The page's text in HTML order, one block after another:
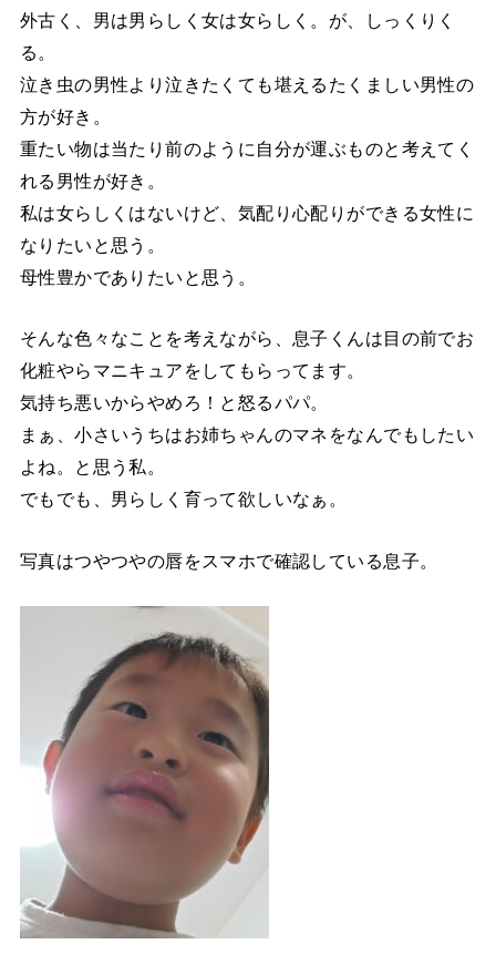
外古く、男は男らしく女は女らしく。が、しっくりく
る。
泣き虫の男性より泣きたくても堪えるたくましい男性の
方が好き。
重たい物は当たり前のように自分が運ぶものと考えてく
れる男性が好き。
私は女らしくはないけど、気配り心配りができる女性に
なりたいと思う。
母性豊かでありたいと思う。
そんな色々なことを考えながら、息子くんは目の前でお
化粧やらマニキュアをしてもらってます。
気持ち悪いからやめろ！と怒るパパ。
まぁ、小さいうちはお姉ちゃんのマネをなんでもしたい
よね。と思う私。
でもでも、男らしく育って欲しいなぁ。
写真はつやつやの唇をスマホで確認している息子。